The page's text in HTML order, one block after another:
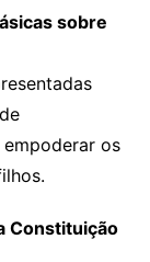
sobre
os
Constituição